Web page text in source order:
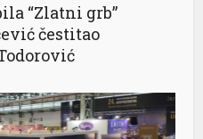
“Zlatni grb”
čestitao